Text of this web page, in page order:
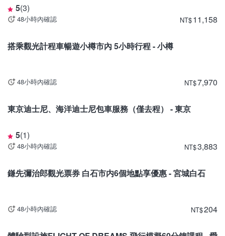
5(3)
48小時內確認 NT$11,158
搭乘觀光計程車暢遊小樽市內 5小時行程 - 小樽
48小時內確認 NT$7,970
東京迪士尼、海洋迪士尼包車服務（僅去程） - 東京
5(1)
48小時內確認 NT$3,883
鎌先彌治郎觀光票券 白石市内6個地點享優惠 - 宮城白石
48小時內確認 NT$204